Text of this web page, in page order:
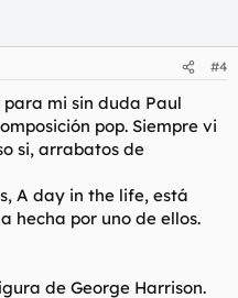
#4
mi sin duda Paul
pop. Siempre vi
si, arrabatos de
A day in the life, está
hecha por uno de ellos.
de George Harrison.